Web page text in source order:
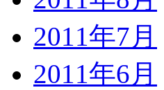
2011年7月
2011年6月